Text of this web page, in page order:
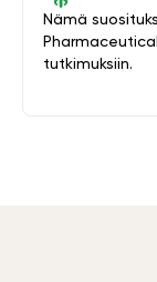
Nämä
tutkimuksiin.